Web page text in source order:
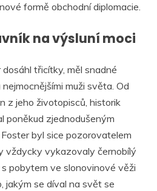
formě obchodní diplomacie.
na výsluní moci
třicítky, měl snadné
muži světa. Od
z jeho životopisců, historik
poněkud zjednodušeným
byl sice pozorovatelem
vždycky vykazovaly černobílý
pobytem ve slonovinové věži
jakým se díval na svět se